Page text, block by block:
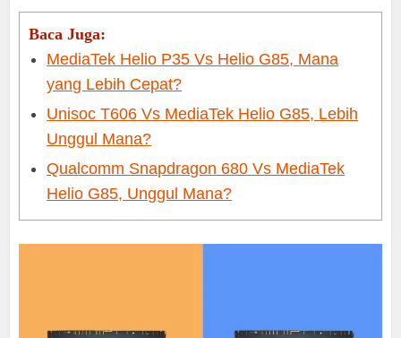
Baca Juga:
MediaTek Helio P35 Vs Helio G85, Mana
yang Lebih Cepat?
Unisoc T606 Vs MediaTek Helio G85, Lebih
Unggul Mana?
Qualcomm Snapdragon 680 Vs MediaTek
Helio G85, Unggul Mana?